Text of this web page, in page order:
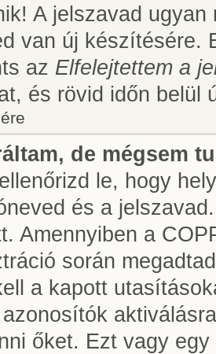
A jelszavad
van új készítésére.
az Elfelejtettem a
és rövid időn belül
de mégsem
le, hogy
és a
Amennyiben a
során
a kapott
őket. Ezt vagy